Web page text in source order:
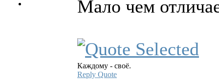
Мало чем
Каждому - своё.
Reply Quote